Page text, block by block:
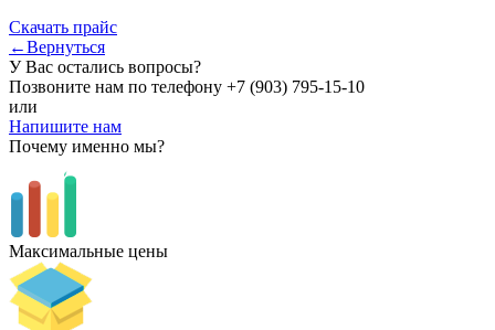
Скачать прайс
←Вернуться
У Вас остались вопросы?
Позвоните нам по телефону +7 (903) 795-15-10
или
Напишите нам
Почему именно мы?
Максимальные цены